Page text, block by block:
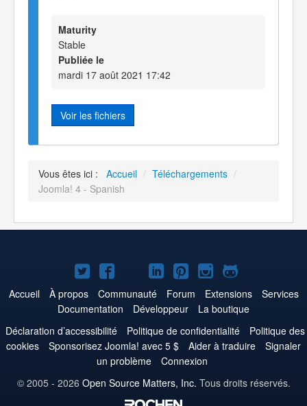
Maturity
Stable
Publiée le
mardi 17 août 2021 17:42
Voir les fichiers
Vous êtes ici : Accueil / Téléchargements /
Joomla! 4 - Spanish
Joomla!
sur
Twitter
Joomla!
sur
Facebook
Joomla!
sur
YouTube
Joomla!
sur
LinkedIn
Joomla!
sur
Pinterest
Joomla!
sur
Instagram
Joomla!
sur
GitHub
Accueil À propos Communauté Forum Extensions
Services
Documentation
Développeur
La boutique
Déclaration d’accessibilité
Politique de confidentialité
Politique des
cookies
Sponsorisez Joomla! avec 5 $ Aider à traduire
Signaler
un problème
Connexion
© 2005 - 2026 Open Source Matters, Inc. Tous droits réservés.